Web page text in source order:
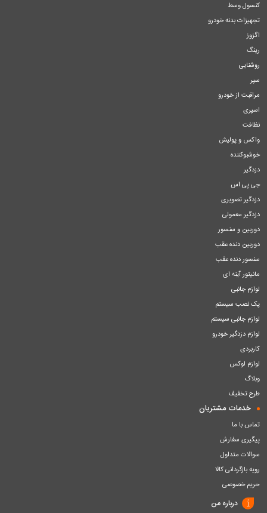
کنسول وسط
تجهیزات بدنه خودرو
اگزوز
رینگ
روشنایی
سپر
مراقبت از خودرو
اسپری
نظافت
واکس و پولیش
خوشبوکننده
دزدگیر
جی پی اس
دزدگیر تصویری
دزدگیر معمولی
دوربین و سنسور
دوربین دنده عقب
سنسور دنده عقب
مانیتور آینه ای
لوازم جانبی
پک نصب سیستم
لوازم جانبی سیستم
لوازم دزدگیر خودرو
کاربردی
لوازم لوکس
وبلاگ
طرح تخفیف
خدمات مشتریان
تماس با ما
پیگیری سفارش
سوالات متداول
رویه بازگردانی کالا
حریم خصوصی
درباره من